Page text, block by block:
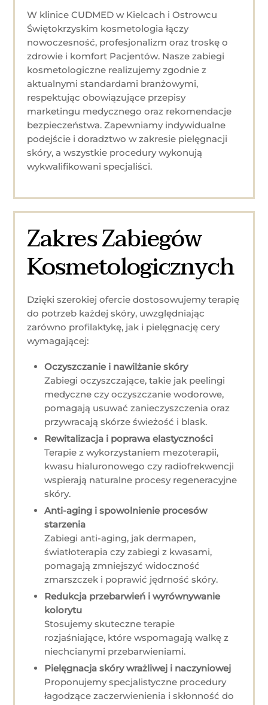
W klinice CUDMED w Kielcach i Ostrowcu
Świętokrzyskim kosmetologia łączy
nowoczesność, profesjonalizm oraz troskę o
zdrowie i komfort Pacjentów. Nasze zabiegi
kosmetologiczne realizujemy zgodnie z
aktualnymi standardami branżowymi,
respektując obowiązujące przepisy
marketingu medycznego oraz rekomendacje
bezpieczeństwa. Zapewniamy indywidualne
podejście i doradztwo w zakresie pielęgnacji
skóry, a wszystkie procedury wykonują
wykwalifikowani specjaliści.
Zakres Zabiegów
Kosmetologicznych
Dzięki szerokiej ofercie dostosowujemy terapię
do potrzeb każdej skóry, uwzględniając
zarówno profilaktykę, jak i pielęgnację cery
wymagającej:
Oczyszczanie i nawilżanie skóry
Zabiegi oczyszczające, takie jak peelingi
medyczne czy oczyszczanie wodorowe,
pomagają usuwać zanieczyszczenia oraz
przywracają skórze świeżość i blask.
Rewitalizacja i poprawa elastyczności
Terapie z wykorzystaniem mezoterapii,
kwasu hialuronowego czy radiofrekwencji
wspierają naturalne procesy regeneracyjne
skóry.
Anti-aging i spowolnienie procesów
starzenia
Zabiegi anti-aging, jak dermapen,
światłoterapia czy zabiegi z kwasami,
pomagają zmniejszyć widoczność
zmarszczek i poprawić jędrność skóry.
Redukcja przebarwień i wyrównywanie
kolorytu
Stosujemy skuteczne terapie
rozjaśniające, które wspomagają walkę z
niechcianymi przebarwieniami.
Pielęgnacja skóry wrażliwej i naczyniowej
Proponujemy specjalistyczne procedury
łagodzące zaczerwienienia i skłonność do